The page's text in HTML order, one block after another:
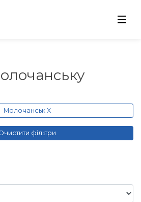
Молочанськ X
фільтри